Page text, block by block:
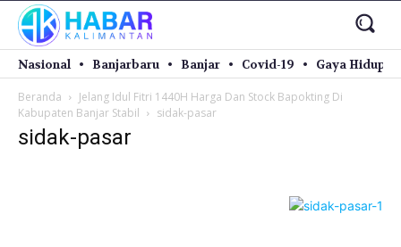
Nasional Banjarbaru Banjar Covid-19 Gaya Hidup
Beranda
Jelang Idul Fitri 1440H Harga Dan Stock Bapokting Di
Kabupaten Banjar Stabil
sidak-pasar
sidak-pasar